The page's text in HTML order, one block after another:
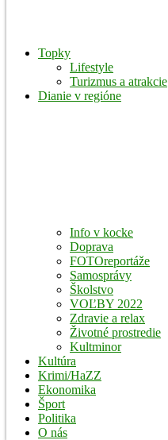
Topky
Lifestyle
Turizmus a atrakcie
Dianie v regióne
Info v kocke
Doprava
FOTOreportáže
Samosprávy
Školstvo
VOĽBY 2022
Zdravie a relax
Životné prostredie
Kultminor
Kultúra
Krimi/HaZZ
Ekonomika
Šport
Politika
O nás